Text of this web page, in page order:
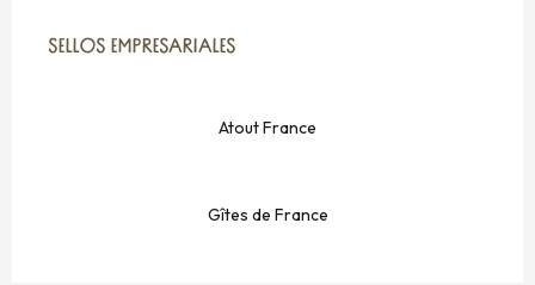
SELLOS EMPRESARIALES
SELLOS EMPRESARIALES
Atout France
Gîtes de France